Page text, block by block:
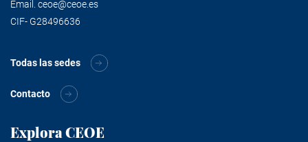
Email. ceoe@ceoe.es
CIF- G28496636
Todas las sedes
Contacto
Explora CEOE